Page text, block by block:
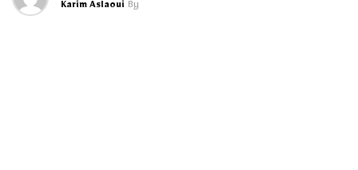
By
Karim Aslaoui